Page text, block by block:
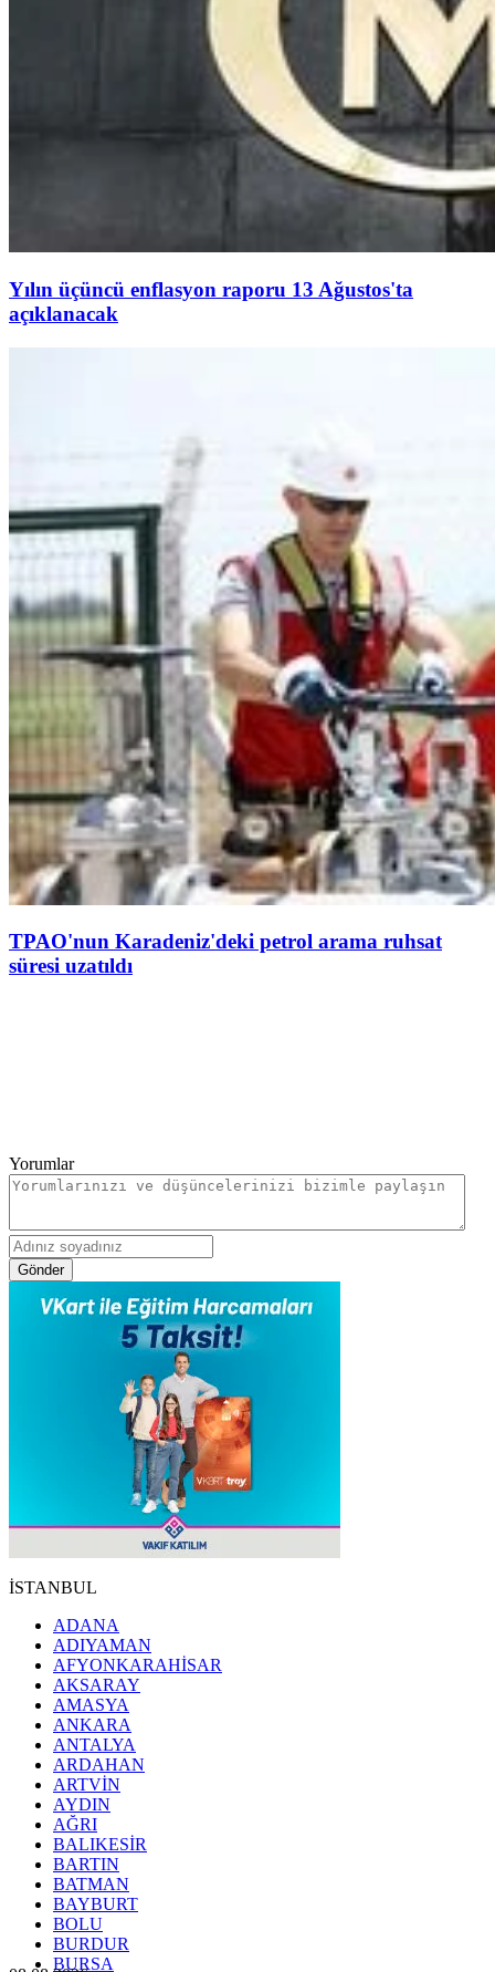
Yılın üçüncü enflasyon raporu 13 Ağustos'ta
açıklanacak
TPAO'nun Karadeniz'deki petrol arama ruhsat
süresi uzatıldı
Yorumlar
Gönder
İSTANBUL
ADANA
ADIYAMAN
AFYONKARAHİSAR
AKSARAY
AMASYA
ANKARA
ANTALYA
ARDAHAN
ARTVİN
AYDIN
AĞRI
BALIKESİR
BARTIN
BATMAN
BAYBURT
BOLU
BURDUR
BURSA